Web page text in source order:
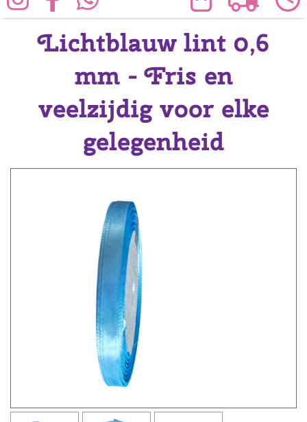
Lichtblauw lint 0,6
mm - Fris en
veelzijdig voor elke
gelegenheid